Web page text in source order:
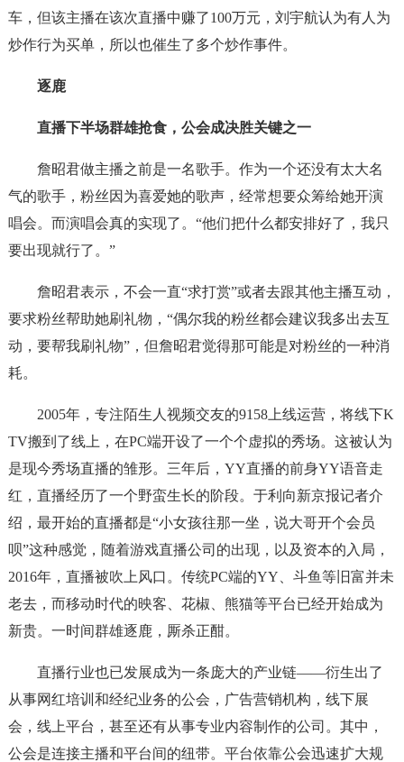
车，但该主播在该次直播中赚了100万元，刘宇航认为有人为
炒作行为买单，所以也催生了多个炒作事件。
逐鹿
直播下半场群雄抢食，公会成决胜关键之一
詹昭君做主播之前是一名歌手。作为一个还没有太大名
气的歌手，粉丝因为喜爱她的歌声，经常想要众筹给她开演
唱会。而演唱会真的实现了。“他们把什么都安排好了，我只
要出现就行了。”
詹昭君表示，不会一直“求打赏”或者去跟其他主播互动，
要求粉丝帮助她刷礼物，“偶尔我的粉丝都会建议我多出去互
动，要帮我刷礼物”，但詹昭君觉得那可能是对粉丝的一种消
耗。
2005年，专注陌生人视频交友的9158上线运营，将线下K
TV搬到了线上，在PC端开设了一个个虚拟的秀场。这被认为
是现今秀场直播的雏形。三年后，YY直播的前身YY语音走
红，直播经历了一个野蛮生长的阶段。于利向新京报记者介
绍，最开始的直播都是“小女孩往那一坐，说大哥开个会员
呗”这种感觉，随着游戏直播公司的出现，以及资本的入局，
2016年，直播被吹上风口。传统PC端的YY、斗鱼等旧富并未
老去，而移动时代的映客、花椒、熊猫等平台已经开始成为
新贵。一时间群雄逐鹿，厮杀正酣。
直播行业也已发展成为一条庞大的产业链——衍生出了
从事网红培训和经纪业务的公会，广告营销机构，线下展
会，线上平台，甚至还有从事专业内容制作的公司。其中，
公会是连接主播和平台间的纽带。平台依靠公会迅速扩大规